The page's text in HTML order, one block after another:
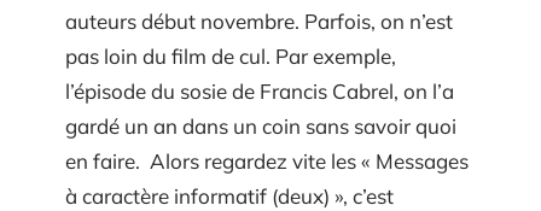
auteurs début novembre. Parfois, on n’est
pas loin du film de cul. Par exemple,
l’épisode du sosie de Francis Cabrel, on l’a
gardé un an dans un coin sans savoir quoi
en faire. Alors regardez vite les « Messages
à caractère informatif (deux) », c’est